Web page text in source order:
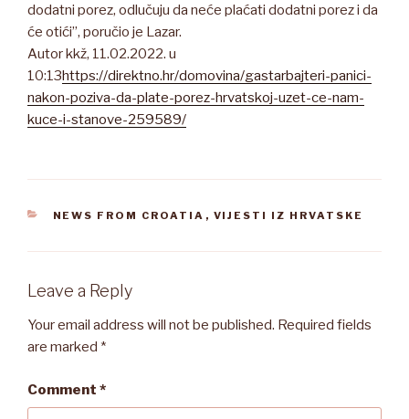
dodatni porez, odlučuju da neće plaćati dodatni porez i da
će otići”, poručio je Lazar.
Autor kkž, 11.02.2022. u
10:13https://direktno.hr/domovina/gastarbajteri-panici-
nakon-poziva-da-plate-porez-hrvatskoj-uzet-ce-nam-
kuce-i-stanove-259589/
CATEGORIES
NEWS FROM CROATIA , VIJESTI IZ HRVATSKE
Leave a Reply
Your email address will not be published. Required fields
are marked *
Comment *